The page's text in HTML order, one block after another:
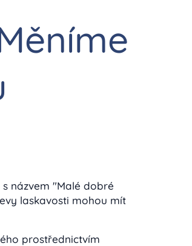
názvem "Malé dobré
laskavosti mohou mít
prostřednictvím